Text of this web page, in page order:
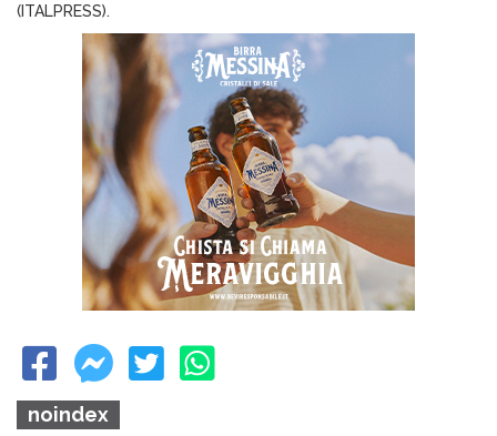
(ITALPRESS).
noindex